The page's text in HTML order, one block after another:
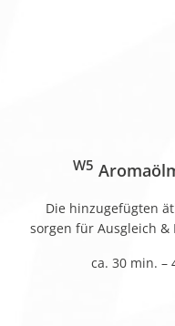
W5
Die hinzugefügten
sorgen für Ausgleich &
ca. 30 min. –